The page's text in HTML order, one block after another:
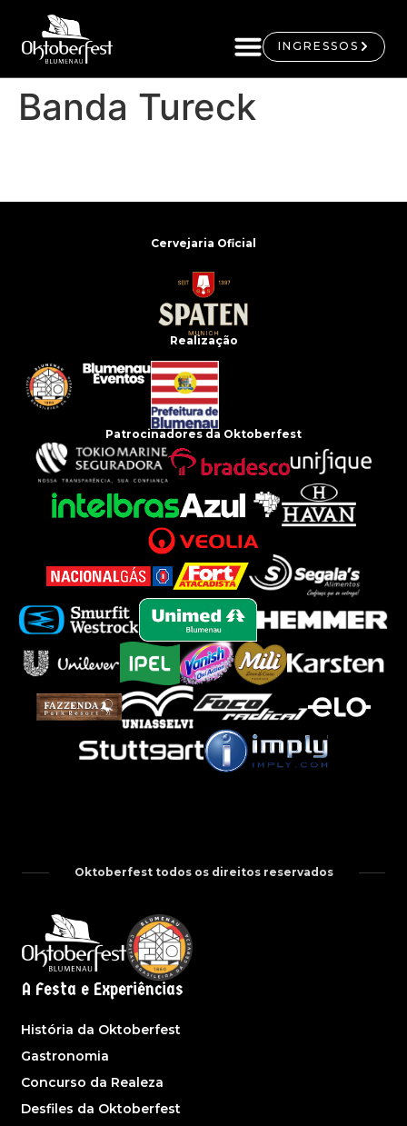
INGRESSOS
Banda Tureck
Cervejaria Oficial
Realização
Patrocinadores da Oktoberfest
Oktoberfest todos os direitos reservados
A Festa e Experiências
História da Oktoberfest
Gastronomia
Concurso da Realeza
Desfiles da Oktoberfest